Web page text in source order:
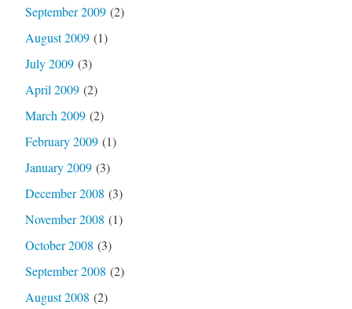
September 2009(2)
August 2009(1)
July 2009(3)
April 2009(2)
March 2009(2)
February 2009(1)
January 2009(3)
December 2008 (3)
November 2008 (1)
October 2008 (3)
September 2008 (2)
August 2008 (2)